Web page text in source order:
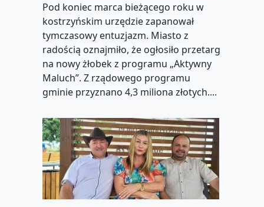
Pod koniec marca bieżącego roku w
kostrzyńskim urzędzie zapanował
tymczasowy entuzjazm. Miasto z
radością oznajmiło, że ogłosiło przetarg
na nowy żłobek z programu „Aktywny
Maluch”. Z rządowego programu
gminie przyznano 4,3 miliona złotych....